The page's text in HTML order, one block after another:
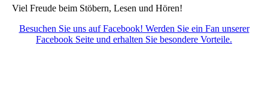
Viel Freude beim Stöbern, Lesen und Hören!
Besuchen Sie uns auf Facebook! Werden Sie ein Fan unserer
Facebook Seite und erhalten Sie besondere Vorteile.